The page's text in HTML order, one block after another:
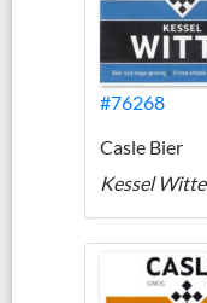
#76268
Casle Bier
Kessel Witte